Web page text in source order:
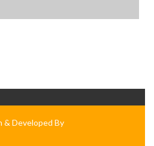
& Developed By